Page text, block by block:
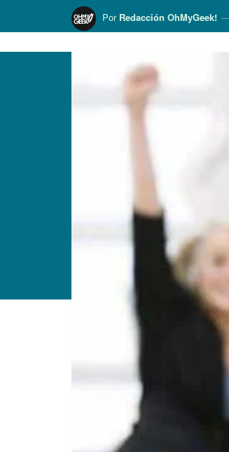
Por Redacción OhMyGeek!